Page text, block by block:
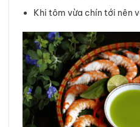
Khi tôm vừa chín tới nên